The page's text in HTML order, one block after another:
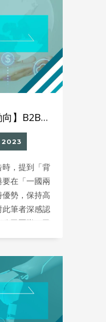
【wepro180 專欄 創科動向】B2B以不同賣點「賣」向世界市場
2023
時，提到「背
在「一國兩
勢，保持高
筆者深感認
本地市場外，